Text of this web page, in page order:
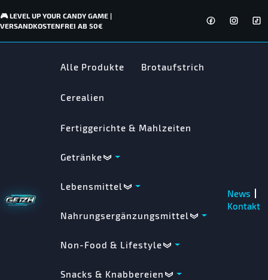
🎮 LEVEL UP YOUR CANDY GAME |
VERSANDKOSTENFREI AB 50€
Alle Produkte Brotaufstrich
Cerealien
Fertiggerichte & Mahlzeiten
Getränke
Lebensmittel
Nahrungsergänzungsmittel
Non-Food & Lifestyle
Snacks & Knabbereien
News
Kontakt